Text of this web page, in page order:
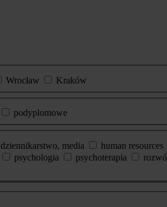
Wrocław
Kraków
podyplomowe
dziennikarstwo, media human resources
psychologia psychoterapia